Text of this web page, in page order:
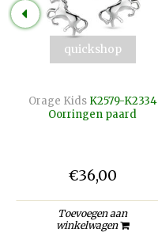
quickshop
Orage Kids K2579-K2334
Oorringen paard
€36,00
Toevoegen aan
winkelwagen